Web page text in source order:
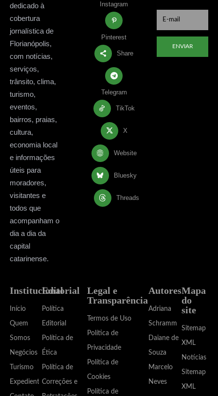
dedicado à
cobertura
jornalística de
Florianópolis,
com notícias,
serviços,
trânsito, clima,
turismo,
eventos,
bairros, praias,
cultura,
economia local
e informações
úteis para
moradores,
visitantes e
todos que
acompanham o
dia a dia da
capital
catarinense.
Instagram
Pinterest
Share
Telegram
TikTok
X
Website
Bluesky
Threads
ENVIAR
Institucional
Início
Quem
Somos
Negócios
Turismo
Expediente
Editorial
Política
Editorial
Política de
Ética
Política de
Correções e
Legal e
Transparência
Termos de Uso
Política de
Privacidade
Política de
Cookies
Política de
Autores
Adriana
Schramm
Daiane de
Souza
Marcelo
Neves
Mapa
do
site
Sitemap
XML
Notícias
Sitemap
XML